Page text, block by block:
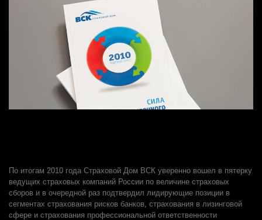
По итогам 2010 года Страховой Дом ВСК уверенно вошел в пятерку
ведущих страховых компаний России по величине страховых
сборов и в очередной раз подтвердил лидирующие позиции в
сегментах страхования рисков банков, страхования в лизинговой
сфере и страхования профессиональной ответственности